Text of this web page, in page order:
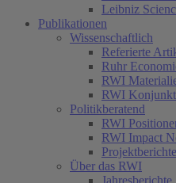
Leibniz
Publikationen
Wissenschaftlich
Referierte
Ruhr
RWI
RWI
Politikberatend
RWI
RWI Impact
Projektberichte
Über das RWI
Jahresberichte